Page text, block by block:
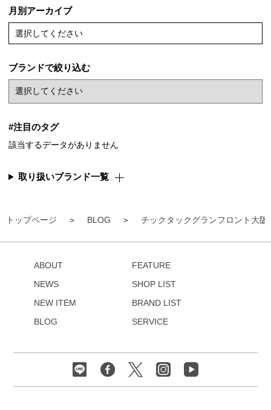
トップページ BLOG チックタックグランフロント大阪
月別アーカイブ
選択してください
ブランドで絞り込む
#注目のタグ
該当するデータがありません
取り扱いブランド一覧
ABOUT
NEWS
NEW ITEM
BLOG
FEATURE
SHOP LIST
BRAND LIST
SERVICE